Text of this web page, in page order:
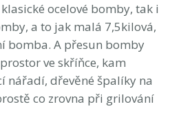
ocelové bomby, tak i
a to jak malá 7,5kilová,
bomba. A přesun bomby
ve skříňce, kam
nářadí, dřevěné špalíky na
co zrovna při grilování